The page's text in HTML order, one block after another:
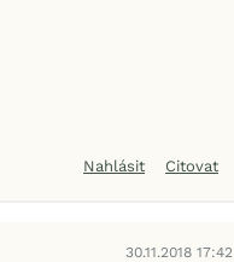
Nahlásit Citovat
30.11.2018 17:42